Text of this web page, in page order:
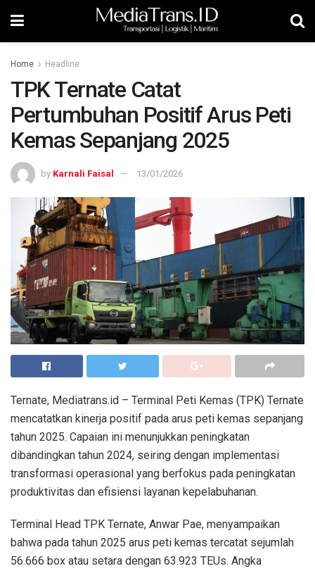
Home Headline
TPK Ternate Catat
Pertumbuhan Positif Arus Peti
Kemas Sepanjang 2025
by Karnali Faisal 13/01/2026
Ternate, Mediatrans.id – Terminal Peti Kemas (TPK) Ternate
mencatatkan kinerja positif pada arus peti kemas sepanjang
tahun 2025. Capaian ini menunjukkan peningkatan
dibandingkan tahun 2024, seiring dengan implementasi
transformasi operasional yang berfokus pada peningkatan
produktivitas dan efisiensi layanan kepelabuhanan.
Terminal Head TPK Ternate, Anwar Pae, menyampaikan
bahwa pada tahun 2025 arus peti kemas tercatat sejumlah
56.666 box atau setara dengan 63.923 TEUs. Angka